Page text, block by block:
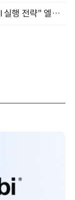
"AI ROI 시대, 투자 성과 높이는 기업 AI 실행 전략" 엘타워 6층 (9월 18일)